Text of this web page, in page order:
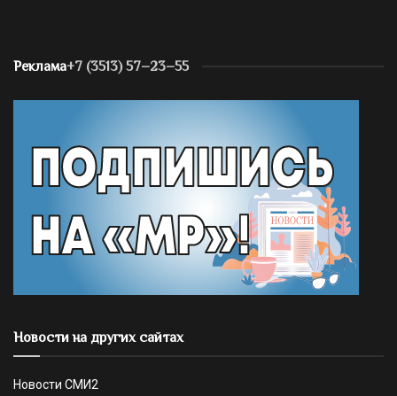
Реклама+7 (3513) 57–23–55
Новости на других сайтах
Новости СМИ2